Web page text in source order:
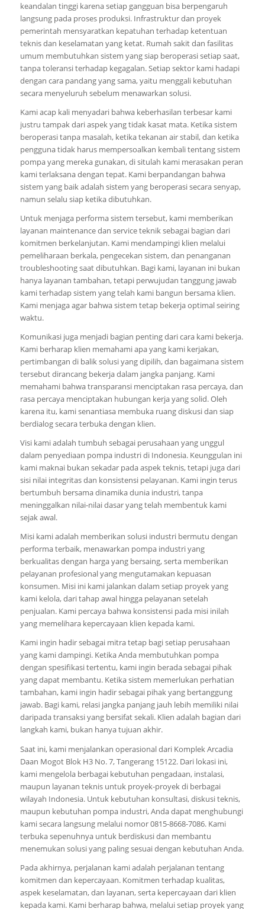
keandalan tinggi karena setiap gangguan bisa berpengaruh
langsung pada proses produksi. Infrastruktur dan proyek
pemerintah mensyaratkan kepatuhan terhadap ketentuan
teknis dan keselamatan yang ketat. Rumah sakit dan fasilitas
umum membutuhkan sistem yang siap beroperasi setiap saat,
tanpa toleransi terhadap kegagalan. Setiap sektor kami hadapi
dengan cara pandang yang sama, yaitu menggali kebutuhan
secara menyeluruh sebelum menawarkan solusi.
Kami acap kali menyadari bahwa keberhasilan terbesar kami
justru tampak dari aspek yang tidak kasat mata. Ketika sistem
beroperasi tanpa masalah, ketika tekanan air stabil, dan ketika
pengguna tidak harus mempersoalkan kembali tentang sistem
pompa yang mereka gunakan, di situlah kami merasakan peran
kami terlaksana dengan tepat. Kami berpandangan bahwa
sistem yang baik adalah sistem yang beroperasi secara senyap,
namun selalu siap ketika dibutuhkan.
Untuk menjaga performa sistem tersebut, kami memberikan
layanan maintenance dan service teknik sebagai bagian dari
komitmen berkelanjutan. Kami mendampingi klien melalui
pemeliharaan berkala, pengecekan sistem, dan penanganan
troubleshooting saat dibutuhkan. Bagi kami, layanan ini bukan
hanya layanan tambahan, tetapi perwujudan tanggung jawab
kami terhadap sistem yang telah kami bangun bersama klien.
Kami menjaga agar bahwa sistem tetap bekerja optimal seiring
waktu.
Komunikasi juga menjadi bagian penting dari cara kami bekerja.
Kami berharap klien memahami apa yang kami kerjakan,
pertimbangan di balik solusi yang dipilih, dan bagaimana sistem
tersebut dirancang bekerja dalam jangka panjang. Kami
memahami bahwa transparansi menciptakan rasa percaya, dan
rasa percaya menciptakan hubungan kerja yang solid. Oleh
karena itu, kami senantiasa membuka ruang diskusi dan siap
berdialog secara terbuka dengan klien.
Visi kami adalah tumbuh sebagai perusahaan yang unggul
dalam penyediaan pompa industri di Indonesia. Keunggulan ini
kami maknai bukan sekadar pada aspek teknis, tetapi juga dari
sisi nilai integritas dan konsistensi pelayanan. Kami ingin terus
bertumbuh bersama dinamika dunia industri, tanpa
meninggalkan nilai-nilai dasar yang telah membentuk kami
sejak awal.
Misi kami adalah memberikan solusi industri bermutu dengan
performa terbaik, menawarkan pompa industri yang
berkualitas dengan harga yang bersaing, serta memberikan
pelayanan profesional yang mengutamakan kepuasan
konsumen. Misi ini kami jalankan dalam setiap proyek yang
kami kelola, dari tahap awal hingga pelayanan setelah
penjualan. Kami percaya bahwa konsistensi pada misi inilah
yang memelihara kepercayaan klien kepada kami.
Kami ingin hadir sebagai mitra tetap bagi setiap perusahaan
yang kami dampingi. Ketika Anda membutuhkan pompa
dengan spesifikasi tertentu, kami ingin berada sebagai pihak
yang dapat membantu. Ketika sistem memerlukan perhatian
tambahan, kami ingin hadir sebagai pihak yang bertanggung
jawab. Bagi kami, relasi jangka panjang jauh lebih memiliki nilai
daripada transaksi yang bersifat sekali. Klien adalah bagian dari
langkah kami, bukan hanya tujuan akhir.
Saat ini, kami menjalankan operasional dari Komplek Arcadia
Daan Mogot Blok H3 No. 7, Tangerang 15122. Dari lokasi ini,
kami mengelola berbagai kebutuhan pengadaan, instalasi,
maupun layanan teknis untuk proyek-proyek di berbagai
wilayah Indonesia. Untuk kebutuhan konsultasi, diskusi teknis,
maupun kebutuhan pompa industri, Anda dapat menghubungi
kami secara langsung melalui nomor 0815-8668-7086. Kami
terbuka sepenuhnya untuk berdiskusi dan membantu
menemukan solusi yang paling sesuai dengan kebutuhan Anda.
Pada akhirnya, perjalanan kami adalah perjalanan tentang
komitmen dan kepercayaan. Komitmen terhadap kualitas,
aspek keselamatan, dan layanan, serta kepercayaan dari klien
kepada kami. Kami berharap bahwa, melalui setiap proyek yang